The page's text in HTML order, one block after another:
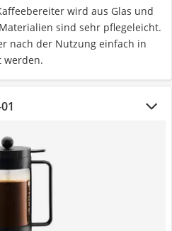
wird aus Glas und
sind sehr pflegeleicht.
nach der Nutzung einfach in
werden.